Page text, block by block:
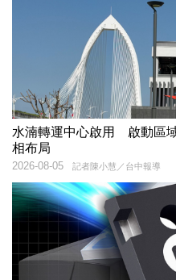
水湳轉運中心啟用 啟動區
相布局
記者陳小慧／台中報導
2026-08-05